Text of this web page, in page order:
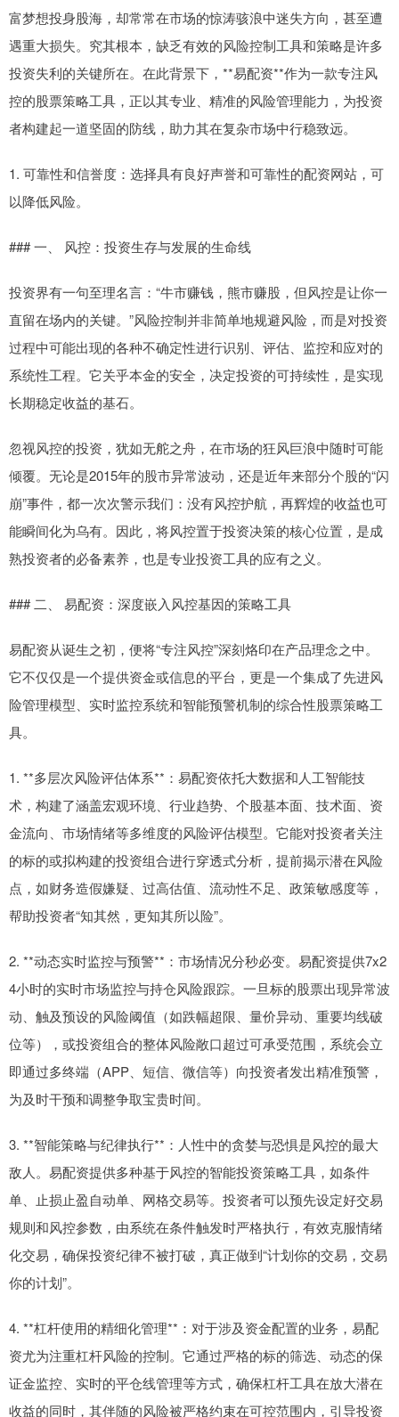
富梦想投身股海，却常常在市场的惊涛骇浪中迷失方向，甚至遭
遇重大损失。究其根本，缺乏有效的风险控制工具和策略是许多
投资失利的关键所在。在此背景下，**易配资**作为一款专注风
控的股票策略工具，正以其专业、精准的风险管理能力，为投资
者构建起一道坚固的防线，助力其在复杂市场中行稳致远。
1. 可靠性和信誉度：选择具有良好声誉和可靠性的配资网站，可
以降低风险。
### 一、 风控：投资生存与发展的生命线
投资界有一句至理名言：“牛市赚钱，熊市赚股，但风控是让你一
直留在场内的关键。”风险控制并非简单地规避风险，而是对投资
过程中可能出现的各种不确定性进行识别、评估、监控和应对的
系统性工程。它关乎本金的安全，决定投资的可持续性，是实现
长期稳定收益的基石。
忽视风控的投资，犹如无舵之舟，在市场的狂风巨浪中随时可能
倾覆。无论是2015年的股市异常波动，还是近年来部分个股的“闪
崩”事件，都一次次警示我们：没有风控护航，再辉煌的收益也可
能瞬间化为乌有。因此，将风控置于投资决策的核心位置，是成
熟投资者的必备素养，也是专业投资工具的应有之义。
### 二、 易配资：深度嵌入风控基因的策略工具
易配资从诞生之初，便将“专注风控”深刻烙印在产品理念之中。
它不仅仅是一个提供资金或信息的平台，更是一个集成了先进风
险管理模型、实时监控系统和智能预警机制的综合性股票策略工
具。
1. **多层次风险评估体系**：易配资依托大数据和人工智能技
术，构建了涵盖宏观环境、行业趋势、个股基本面、技术面、资
金流向、市场情绪等多维度的风险评估模型。它能对投资者关注
的标的或拟构建的投资组合进行穿透式分析，提前揭示潜在风险
点，如财务造假嫌疑、过高估值、流动性不足、政策敏感度等，
帮助投资者“知其然，更知其所以险”。
2. **动态实时监控与预警**：市场情况分秒必变。易配资提供7x2
4小时的实时市场监控与持仓风险跟踪。一旦标的股票出现异常波
动、触及预设的风险阈值（如跌幅超限、量价异动、重要均线破
位等），或投资组合的整体风险敞口超过可承受范围，系统会立
即通过多终端（APP、短信、微信等）向投资者发出精准预警，
为及时干预和调整争取宝贵时间。
3. **智能策略与纪律执行**：人性中的贪婪与恐惧是风控的最大
敌人。易配资提供多种基于风控的智能投资策略工具，如条件
单、止损止盈自动单、网格交易等。投资者可以预先设定好交易
规则和风控参数，由系统在条件触发时严格执行，有效克服情绪
化交易，确保投资纪律不被打破，真正做到“计划你的交易，交易
你的计划”。
4. **杠杆使用的精细化管理**：对于涉及资金配置的业务，易配
资尤为注重杠杆风险的控制。它通过严格的标的筛选、动态的保
证金监控、实时的平仓线管理等方式，确保杠杆工具在放大潜在
收益的同时，其伴随的风险被严格约束在可控范围内，引导投资